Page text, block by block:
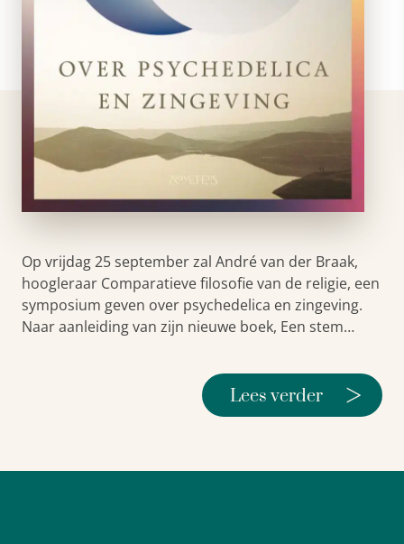
Op vrijdag 25 september zal André van der Braak,
hoogleraar Comparatieve filosofie van de religie, een
symposium geven over psychedelica en zingeving.
Naar aanleiding van zijn nieuwe boek, Een stem…
Lees verder >